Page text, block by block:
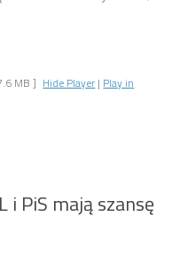
MB ] Hide Player | Play in
i PiS mają szansę